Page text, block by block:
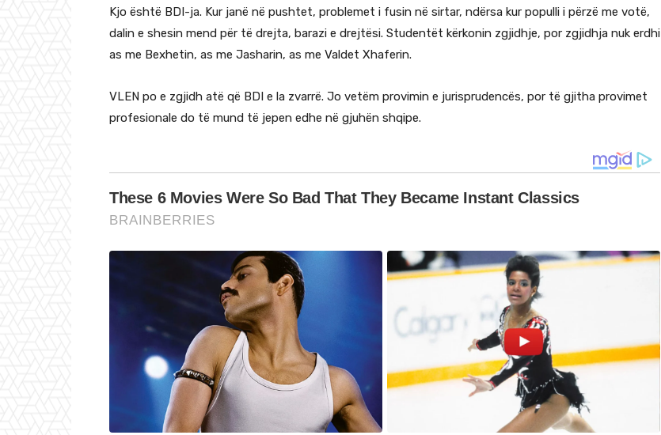
Kjo është BDI-ja. Kur janë në pushtet, problemet i fusin në sirtar, ndërsa kur populli i përzë me votë,
dalin e shesin mend për të drejta, barazi e drejtësi. Studentët kërkonin zgjidhje, por zgjidhja nuk erdhi
as me Bexhetin, as me Jasharin, as me Valdet Xhaferin.
VLEN po e zgjidh atë që BDI e la zvarrë. Jo vetëm provimin e jurisprudencës, por të gjitha provimet
profesionale do të mund të jepen edhe në gjuhën shqipe.